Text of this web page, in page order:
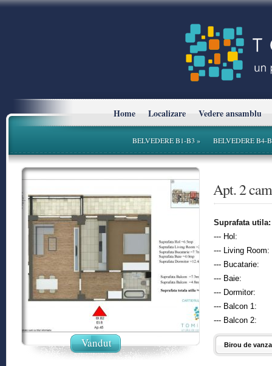
Home Localizare Vedere ansamblu
BELVEDERE B1-B3» BELVEDERE B4-
Vandut
* Planurile si suprafetele sunt cu titlu informativ.
Apt. 2
Suprafata utila:
--- Hol:
--- Living Room:
--- Bucatarie:
--- Baie:
--- Dormitor:
--- Balcon 1:
--- Balcon 2:
Birou de